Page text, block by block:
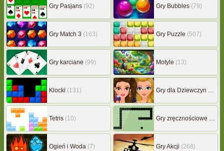
Gry Pasjans (92) Gry Bubbles (79)
Gry Match 3 (163) Gry Puzzle (507)
Gry karciane (99) Motyle (13)
Klocki (131) Gry dla Dziewczyn
(239)
Tetris (10) Gry zręcznościowe
(507)
Ogień i Woda (7) Gry Akcji (268)